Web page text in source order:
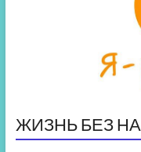
ЖИЗНЬ БЕЗ